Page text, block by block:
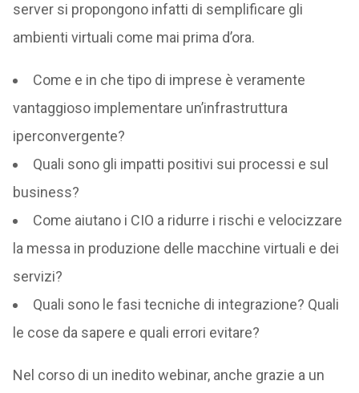
server si propongono infatti di semplificare gli
ambienti virtuali come mai prima d’ora.
Come e in che tipo di imprese è veramente
vantaggioso implementare un’infrastruttura
iperconvergente?
Quali sono gli impatti positivi sui processi e sul
business?
Come aiutano i CIO a ridurre i rischi e velocizzare
la messa in produzione delle macchine virtuali e dei
servizi?
Quali sono le fasi tecniche di integrazione? Quali
le cose da sapere e quali errori evitare?
Nel corso di un inedito webinar, anche grazie a un